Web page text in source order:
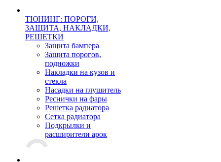
ТЮНИНГ: ПОРОГИ,
ЗАЩИТА, НАКЛАДКИ,
РЕШЕТКИ
Защита бампера
Защита порогов,
подножки
Накладки на кузов и
стекла
Насадки на глушитель
Реснички на фары
Решетка радиатора
Сетка радиатора
Подкрылки и
расширители арок